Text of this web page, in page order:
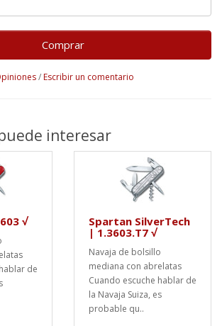
Comprar
/ Escribir un comentario
interesar
√
de
Spartan SilverTech
| 1.3603.T7 √
Navaja de bolsillo
mediana con abrelatas
Cuando escuche hablar de
la Navaja Suiza, es
probable qu..